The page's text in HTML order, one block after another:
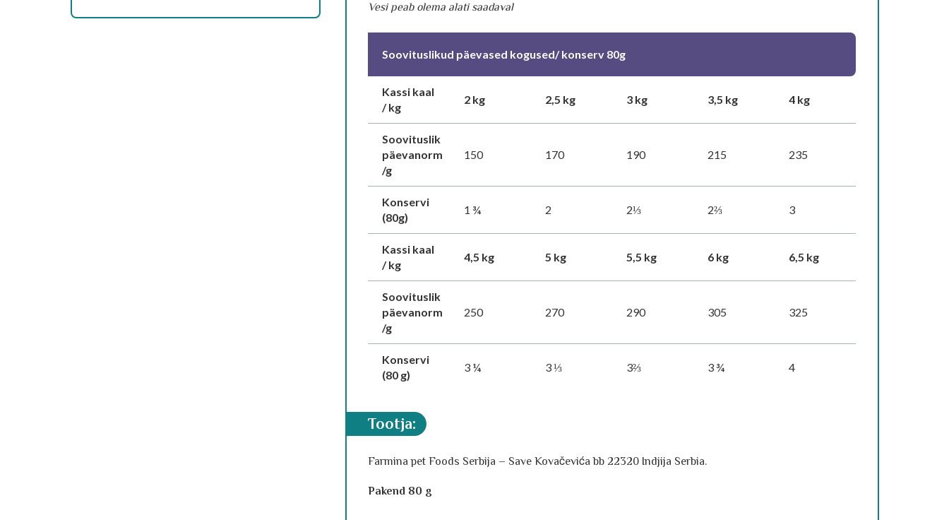
Vesi peab olema alati saadaval
Soovituslikud päevased kogused/ konserv 80g
Kassi kaal
/ kg
2 kg 2,5 kg 3 kg 3,5 kg 4 kg
Soovituslik
päevanorm
/g
150 170 190 215 235
Konservi
(80g)
1 ¾ 2 2⅓ 2⅔ 3
Kassi kaal
/ kg
4,5 kg 5 kg 5,5 kg 6 kg 6,5 kg
Soovituslik
päevanorm
/g
250 270 290 305 325
Konservi
(80 g)
3 ¼ 3 ⅓ 3⅔ 3 ¾ 4
tootja:
Farmina pet Foods Serbija – Save Kovačevića bb 22320 Indjija Serbia.
Pakend 80 g